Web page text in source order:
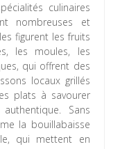
culinaires
nombreuses et
figurent les fruits
les moules, les
qui offrent des
locaux grillés
plats à savourer
Sans
la bouillabaisse
qui mettent en